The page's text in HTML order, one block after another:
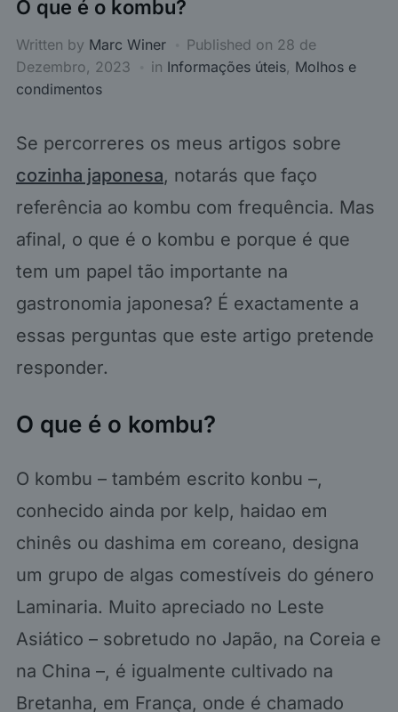
O que é o kombu?
Written by Marc Winer Published on 28 de
Dezembro, 2023
in Informações úteis, Molhos e
condimentos
Se percorreres os meus artigos sobre
cozinha japonesa, notarás que faço
referência ao kombu com frequência. Mas
afinal, o que é o kombu e porque é que
tem um papel tão importante na
gastronomia japonesa? É exactamente a
essas perguntas que este artigo pretende
responder.
O que é o kombu?
O kombu – também escrito konbu –,
conhecido ainda por kelp, haidao em
chinês ou dashima em coreano, designa
um grupo de algas comestíveis do género
Laminaria. Muito apreciado no Leste
Asiático – sobretudo no Japão, na Coreia e
na China –, é igualmente cultivado na
Bretanha, em França, onde é chamado